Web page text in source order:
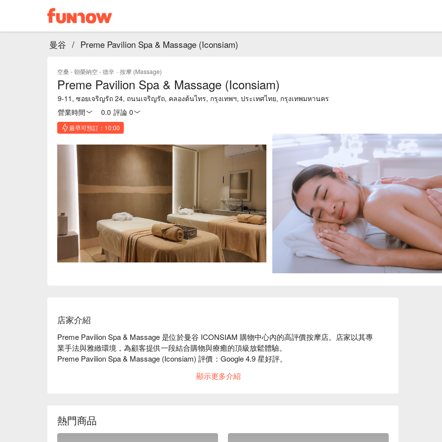
曼谷 / Preme Pavilion Spa & Massage (Iconsiam)
空桑 - 朝榮納空 - 德辛 · 按摩 (Massage)
Preme Pavilion Spa & Massage (Iconsiam)
9-11, ซอยเจริญรัถ 24, ถนนเจริญรัถ, คลองต้นไทร, กรุงเทพฯ, ประเทศไทย, กรุงเทพมหานคร
營業時間
0.0 評論 0
最早可預訂：10:00
店家介紹
Preme Pavilion Spa & Massage 是位於曼谷 ICONSIAM 購物中心內的高評價按摩店。店家以其專
業手法與雅緻環境，為顧客提供一段結合購物與療癒的頂級放鬆體驗。
Preme Pavilion Spa & Massage (Iconsiam) 評價：Google 4.9 星好評。
讓您在血拼之餘，也能享受一段專屬於自己的療癒時光。
站後有空橋直達商場。
Preme Pavilion Spa & Massage (Iconsiam) 預約、Preme Pavilion Spa & Massage (Iconsiam) 價
顯示更多介紹
熱門商品